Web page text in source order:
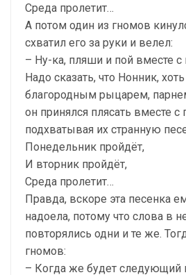
Среда пролетит…
А потом один из гномов
схватил его за руки и велел:
– Ну-ка, пляши и пой вместе с
Надо сказать, что Нонник,
благородным рыцарем,
он принялся плясать вместе с
подхватывая их странную
Понедельник пройдёт,
И вторник пройдёт,
Среда пролетит…
Правда, вскоре эта песенка
надоела, потому что слова в
повторялись одни и те же.
гномов:
– Когда же будет следующий